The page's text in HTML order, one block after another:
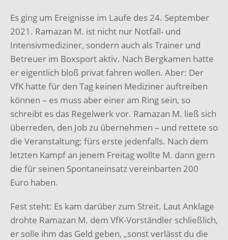
Es ging um Ereignisse im Laufe des 24. September
2021. Ramazan M. ist nicht nur Notfall- und
Intensivmediziner, sondern auch als Trainer und
Betreuer im Boxsport aktiv. Nach Bergkamen hatte
er eigentlich bloß privat fahren wollen. Aber: Der
VfK hatte für den Tag keinen Mediziner auftreiben
können – es muss aber einer am Ring sein, so
schreibt es das Regelwerk vor. Ramazan M. ließ sich
überreden, den Job zu übernehmen – und rettete so
die Veranstaltung; fürs erste jedenfalls. Nach dem
letzten Kampf an jenem Freitag wollte M. dann gern
die für seinen Spontaneinsatz vereinbarten 200
Euro haben.
Fest steht: Es kam darüber zum Streit. Laut Anklage
drohte Ramazan M. dem VfK-Vorständler schließlich,
er solle ihm das Geld geben, „sonst verlässt du die